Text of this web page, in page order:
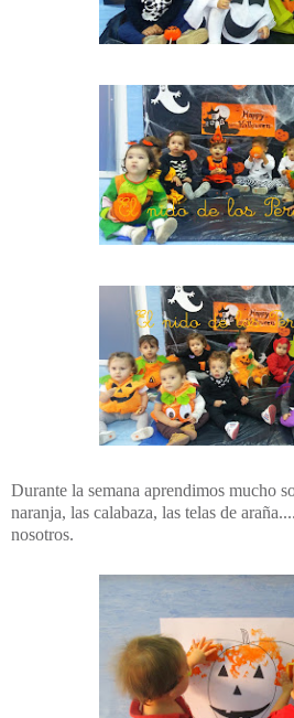
Durante la semana aprendimos mucho
naranja, las calabaza, las telas de
nosotros.